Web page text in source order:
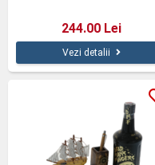
244.00 Lei
Vezi detalii